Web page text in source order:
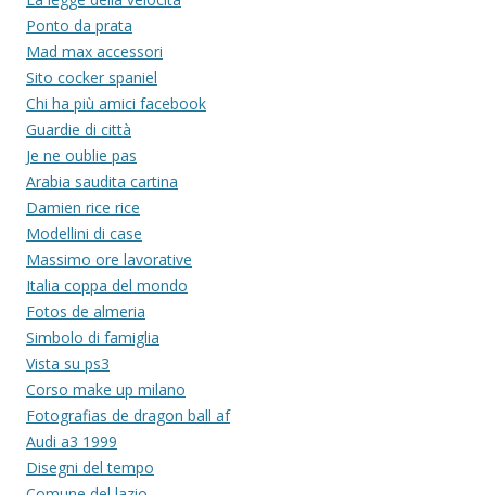
Ponto da prata
Mad max accessori
Sito cocker spaniel
Chi ha più amici facebook
Guardie di città
Je ne oublie pas
Arabia saudita cartina
Damien rice rice
Modellini di case
Massimo ore lavorative
Italia coppa del mondo
Fotos de almeria
Simbolo di famiglia
Vista su ps3
Corso make up milano
Fotografias de dragon ball af
Audi a3 1999
Disegni del tempo